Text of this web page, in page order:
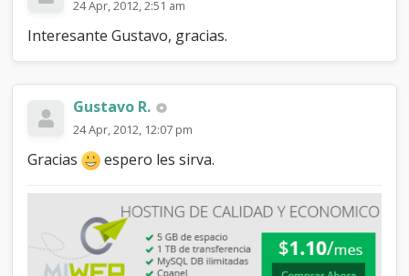
24 Apr, 2012, 2:51 am
Interesante Gustavo, gracias.
Gustavo R.
24 Apr, 2012, 12:07 pm
Gracias espero les sirva.